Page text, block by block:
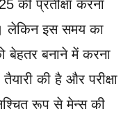
प्रतीक्षा करना
लेकिन इस समय का
बेहतर बनाने में करना
की है और परीक्षा
रूप से मेन्स की